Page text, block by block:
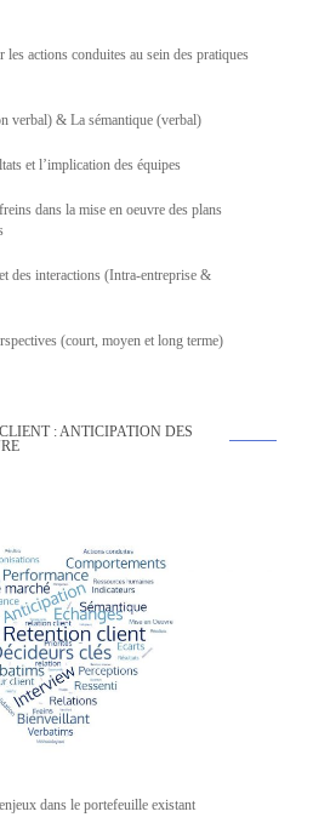
actions conduites au sein des pratiques
verbal) & La sémantique (verbal)
et l’implication des équipes
dans la mise en oeuvre des plans
des interactions (Intra-entreprise &
(court, moyen et long terme)
: ANTICIPATION DES
dans le portefeuille existant